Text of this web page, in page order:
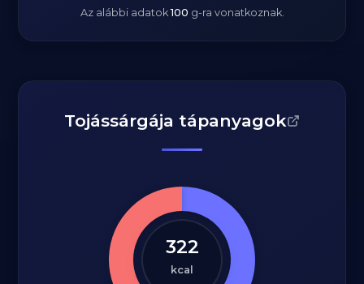
Az alábbi adatok100 g-ra vonatkoznak.
Tojássárgája tápanyagok
322
kcal